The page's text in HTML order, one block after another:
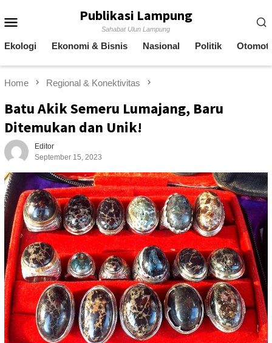
to
Publikasi Lampung
Sahabat Ulun Lampung
Ekologi Ekonomi & Bisnis Nasional Politik
Home Regional & Konektivitas
Batu Akik Semeru Lumajang, Baru
Ditemukan dan Unik!
Editor
September 15, 2023